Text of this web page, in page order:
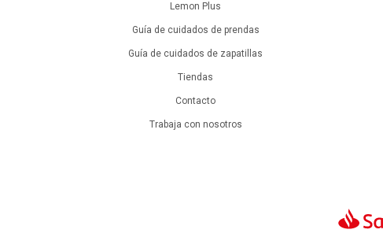
Lemon Plus
Guía de cuidados de prendas
Guía de cuidados de zapatillas
Tiendas
Contacto
Trabaja con nosotros